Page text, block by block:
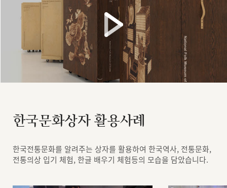
한국문화상자 활용사례
한국전통문화를 알려주는 상자를 활용하여 한국역사, 전통문화,
전통의상 입기 체험, 한글 배우기 체험등의 모습을 담았습니다.